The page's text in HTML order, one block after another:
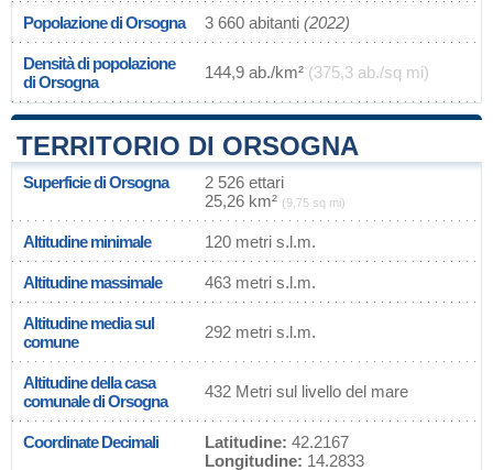
Popolazione di Orsogna 3 660 abitanti (2022)
Densità di popolazione
di Orsogna
144,9 ab./km² (375,3 ab./sq mi)
TERRITORIO DI ORSOGNA
Superficie di Orsogna
2 526 ettari
25,26 km² (9,75 sq mi)
Altitudine minimale 120 metri s.l.m.
Altitudine massimale 463 metri s.l.m.
Altitudine media sul
comune
292 metri s.l.m.
Altitudine della casa
comunale di Orsogna
432 Metri sul livello del mare
Coordinate Decimali Latitudine: 42.2167
Longitudine: 14.2833